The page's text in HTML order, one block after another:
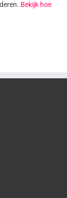
Bekijk hoe